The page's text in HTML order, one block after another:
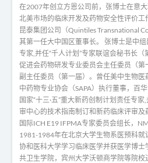
在2007年创立方恩公司前，张博士在意
北美市场的临床开发及药物安全性评价工
昆泰集团公司（Quintiles Transnational
其第一任大中国区董事长。 张博士是中
专家,并任“千人计划”专家联谊会秘书长
促进会药物研发专业委员会主任委员（
副主任委员（第一届）。曾任美中生物
中药物专业协会（SAPA）执行董事，百
国家“十三·五”重大新药创制计划责任专
审中心的技术指南制订和新药临床评审
国际ICH E19 IFPMA专家委员会组长，
1981-1984年在北京大学生物系医预科
协和医科大学学习临床医学并获医学博
共卫生学院，宾州大学沃顿商学院等院